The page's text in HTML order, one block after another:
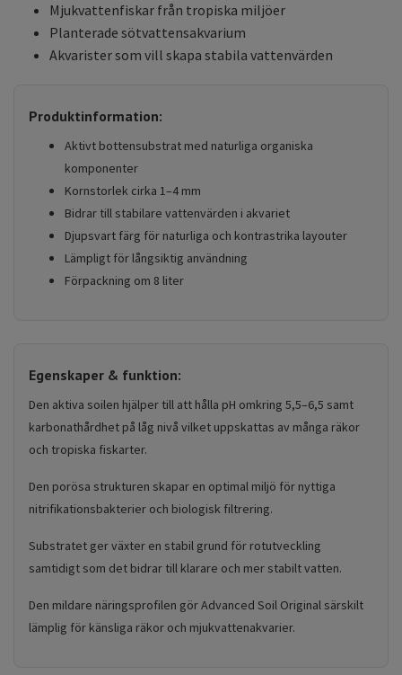
Mjukvattenfiskar från tropiska miljöer
Planterade sötvattensakvarium
Akvarister som vill skapa stabila vattenvärden
Produktinformation:
Aktivt bottensubstrat med naturliga organiska
komponenter
Kornstorlek cirka 1–4 mm
Bidrar till stabilare vattenvärden i akvariet
Djupsvart färg för naturliga och kontrastrika layouter
Lämpligt för långsiktig användning
Förpackning om 8 liter
Egenskaper & funktion:
Den aktiva soilen hjälper till att hålla pH omkring 5,5–6,5 samt
karbonathårdhet på låg nivå vilket uppskattas av många räkor
och tropiska fiskarter.
Den porösa strukturen skapar en optimal miljö för nyttiga
nitrifikationsbakterier och biologisk filtrering.
Substratet ger växter en stabil grund för rotutveckling
samtidigt som det bidrar till klarare och mer stabilt vatten.
Den mildare näringsprofilen gör Advanced Soil Original särskilt
lämplig för känsliga räkor och mjukvattenakvarier.